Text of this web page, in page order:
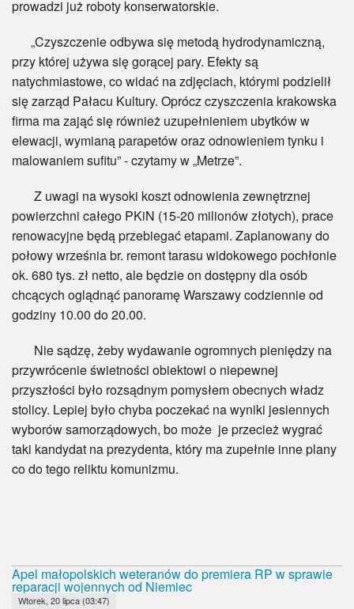
prowadzi już roboty konserwatorskie.
„Czyszczenie odbywa się metodą hydrodynamiczną,
przy której używa się gorącej pary. Efekty są
natychmiastowe, co widać na zdjęciach, którymi podzielił
się zarząd Pałacu Kultury. Oprócz czyszczenia krakowska
firma ma zająć się również uzupełnieniem ubytków w
elewacji, wymianą parapetów oraz odnowieniem tynku i
malowaniem sufitu” - czytamy w „Metrze”.
Z uwagi na wysoki koszt odnowienia zewnętrznej
powierzchni całego PKiN (15-20 milionów złotych), prace
renowacyjne będą przebiegać etapami. Zaplanowany do
połowy września br. remont tarasu widokowego pochłonie
ok. 680 tys. zł netto, ale będzie on dostępny dla osób
chcących oglądnąć panoramę Warszawy codziennie od
godziny 10.00 do 20.00.
Nie sądzę, żeby wydawanie ogromnych pieniędzy na
przywrócenie świetności obiektowi o niepewnej
przyszłości było rozsądnym pomysłem obecnych władz
stolicy. Lepiej było chyba poczekać na wyniki jesiennych
wyborów samorządowych, bo może je przecież wygrać
taki kandydat na prezydenta, który ma zupełnie inne plany
co do tego reliktu komunizmu.
Apel małopolskich weteranów do premiera RP w sprawie
reparacji wojennych od Niemiec
Wtorek, 20 lipca (03:47)